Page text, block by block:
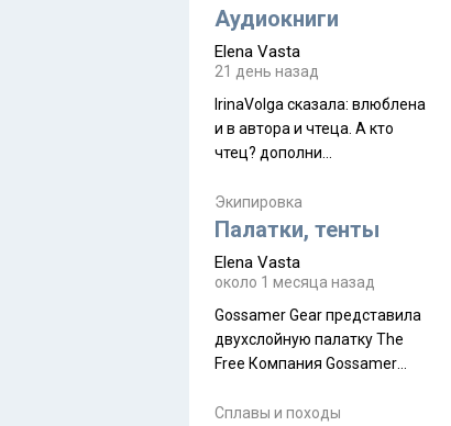
ауру штата, как-то он меня
природа, мягкие
такая как бы переходная
ступень между привычной
нам Индией и остальными
надеюсь увидеть.
Аудиокниги
Elena Vasta
21 день назад
IrinaVolga сказалa: влюблена
и в автора и чтеца. А кто
чтец? дополни
Экипировка
Палатки, тенты
Elena Vasta
около 1 месяца назад
Gossamer Gear представила
двухслойную палатку The
Free Компания Gossamer
туристическую палатку The
Сплавы и походы